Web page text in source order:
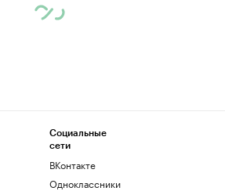
Социальные
сети
ВКонтакте
Одноклассники